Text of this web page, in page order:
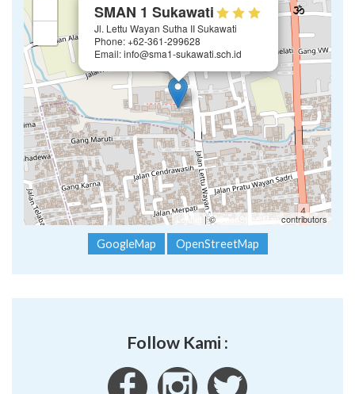
SMAN 1 Sukawati
Jl. Lettu Wayan Sutha II Sukawati
Phone: +62-361-299628
Email: info@sma1-sukawati.sch.id
Leaflet | ©OpenStreetMap contributors
GoogleMap OpenStreetMap
Follow Kami :